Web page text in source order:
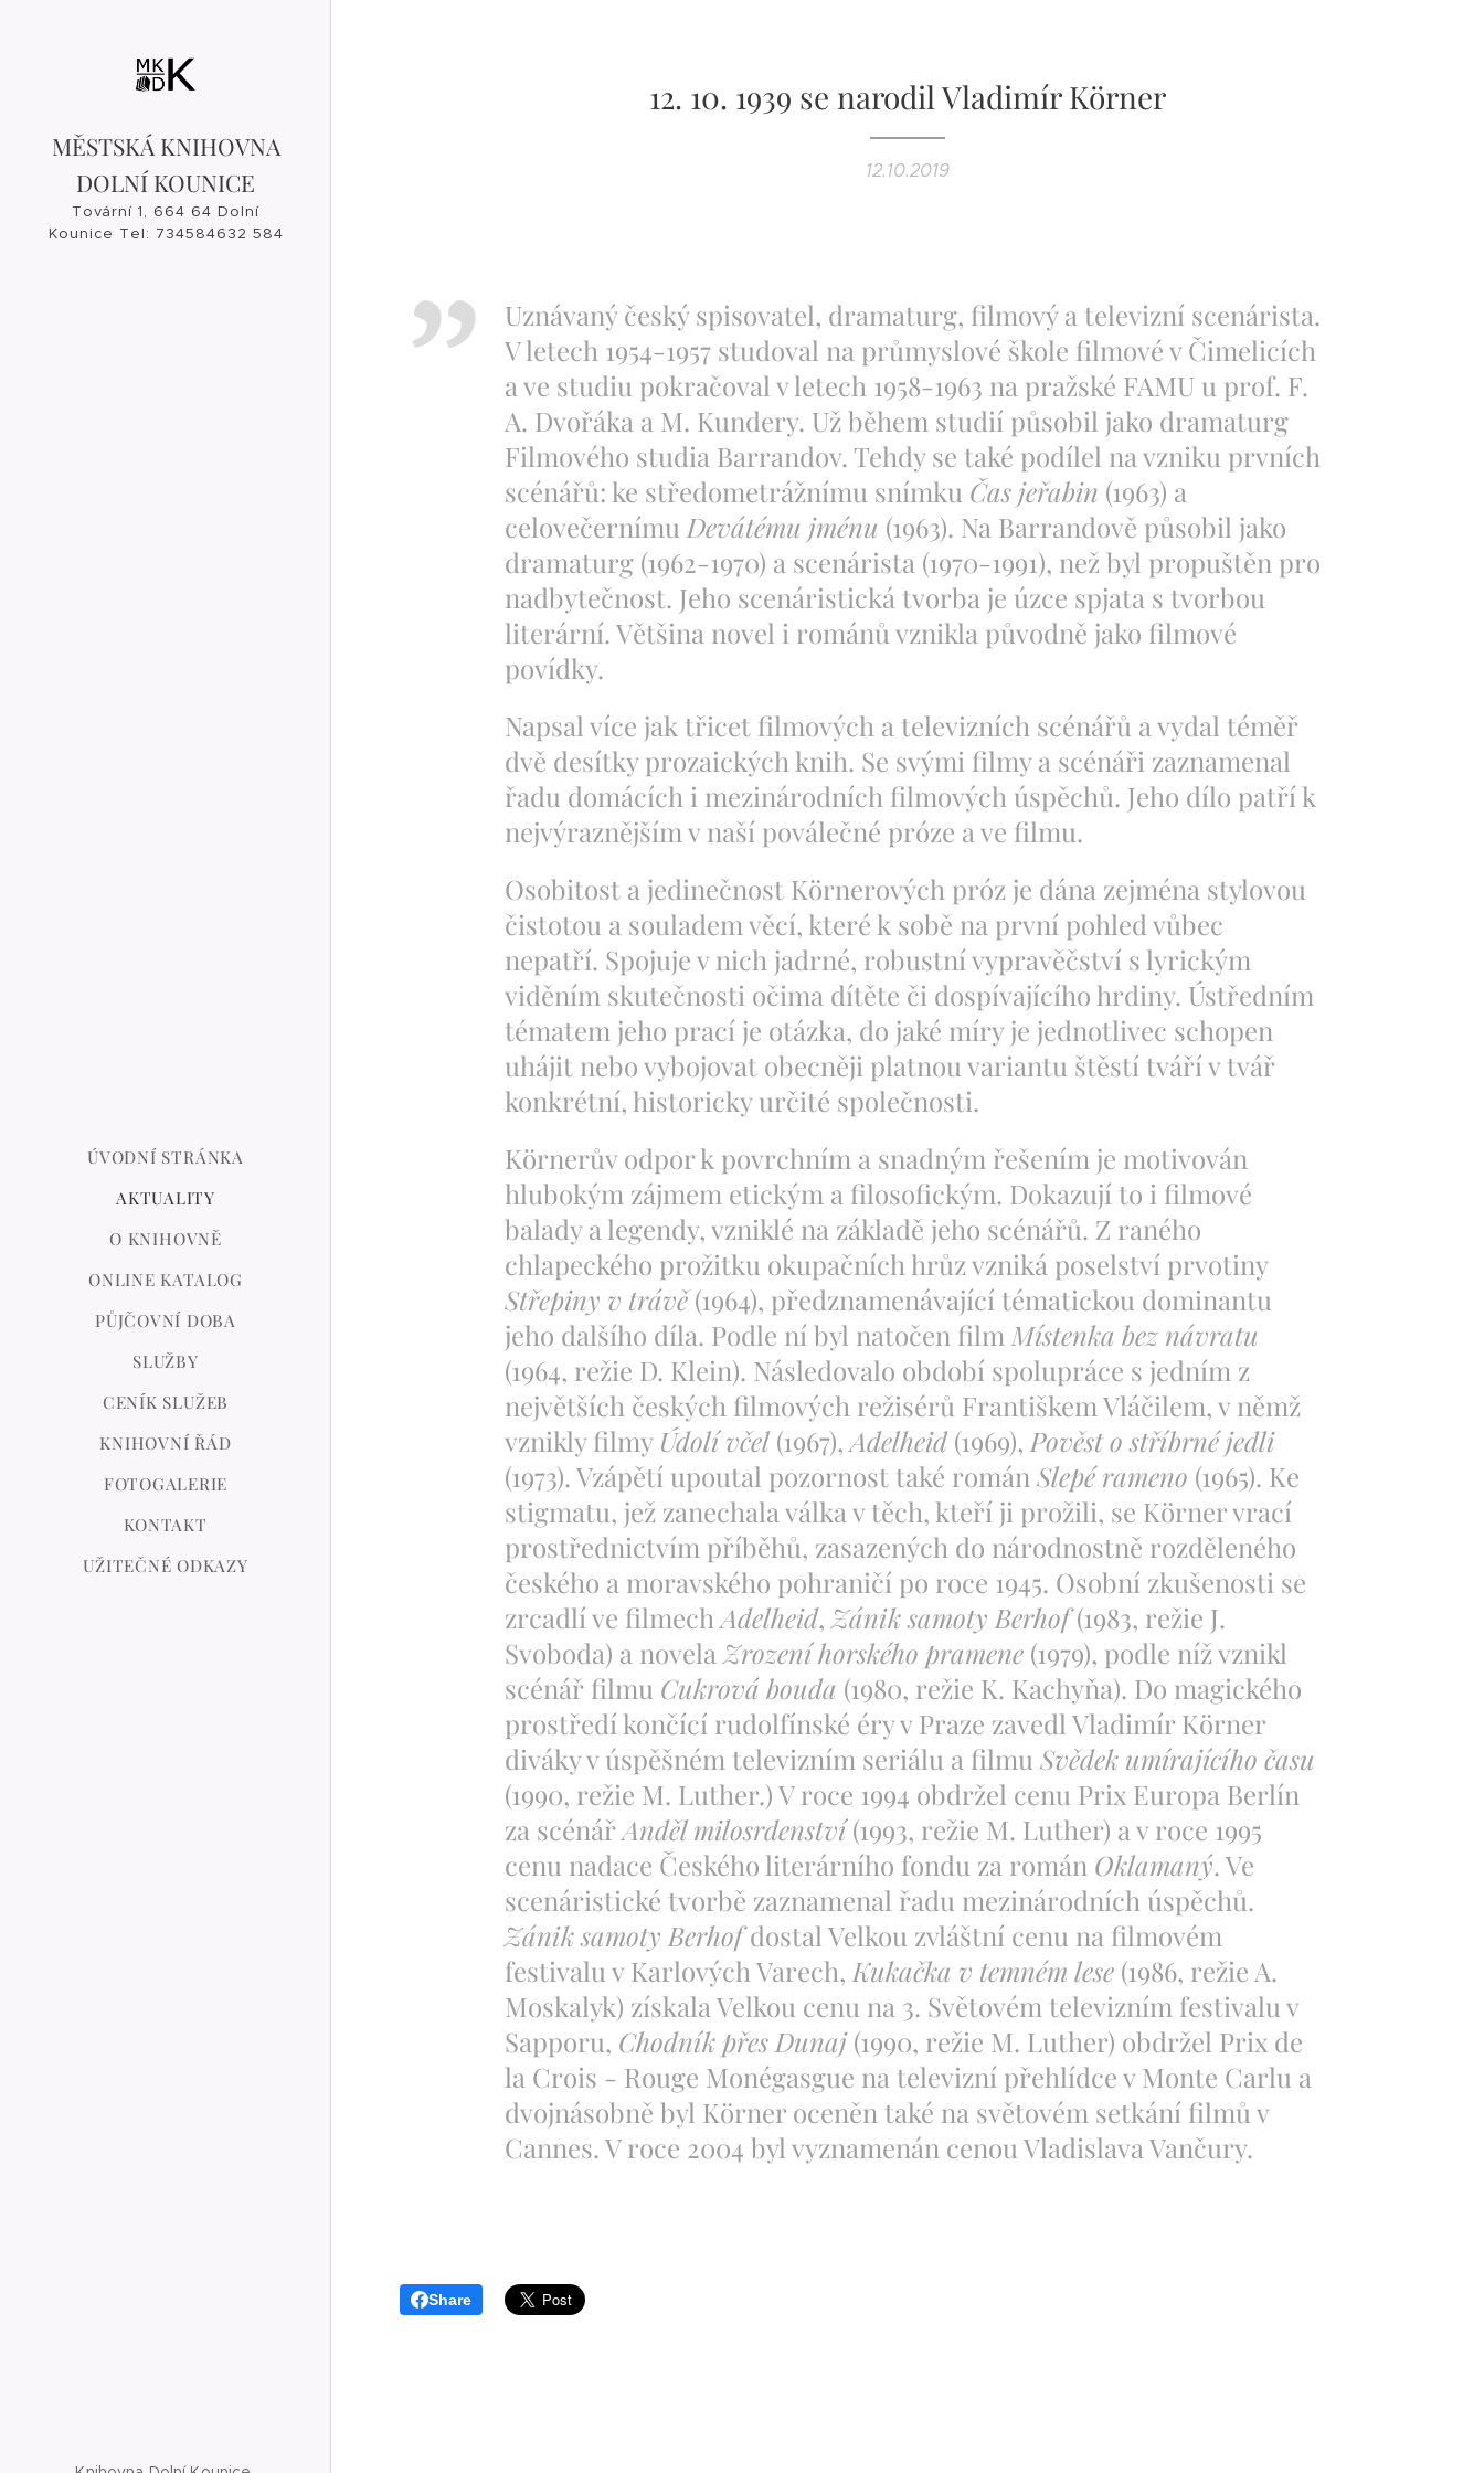
MĚSTSKÁ KNIHOVNA
DOLNÍ KOUNICE
Tovární 1, 664 64 Dolní
Kounice Tel: 734584632 584
ÚVODNÍ STRÁNKA
AKTUALITY
O KNIHOVNĚ
ONLINE KATALOG
PŮJČOVNÍ DOBA
SLUŽBY
CENÍK SLUŽEB
KNIHOVNÍ ŘÁD
FOTOGALERIE
KONTAKT
UŽITEČNÉ ODKAZY
12. 10. 1939 se narodil Vladimír Körner
12.10.2019
Uznávaný český spisovatel, dramaturg, filmový a televizní scenárista.
V letech 1954-1957 studoval na průmyslové škole filmové v Čimelicích
a ve studiu pokračoval v letech 1958-1963 na pražské FAMU u prof. F.
A. Dvořáka a M. Kundery. Už během studií působil jako dramaturg
Filmového studia Barrandov. Tehdy se také podílel na vzniku prvních
scénářů: ke středometrážnímu snímku Čas jeřabin (1963) a
celovečernímu Devátému jménu (1963). Na Barrandově působil jako
dramaturg (1962-1970) a scenárista (1970-1991), než byl propuštěn pro
nadbytečnost. Jeho scenáristická tvorba je úzce spjata s tvorbou
literární. Většina novel i románů vznikla původně jako filmové
povídky.
Napsal více jak třicet filmových a televizních scénářů a vydal téměř
dvě desítky prozaických knih. Se svými filmy a scénáři zaznamenal
řadu domácích i mezinárodních filmových úspěchů. Jeho dílo patří k
nejvýraznějším v naší poválečné próze a ve filmu.
Osobitost a jedinečnost Körnerových próz je dána zejména stylovou
čistotou a souladem věcí, které k sobě na první pohled vůbec
nepatří. Spojuje v nich jadrné, robustní vypravěčství s lyrickým
viděním skutečnosti očima dítěte či dospívajícího hrdiny. Ústředním
tématem jeho prací je otázka, do jaké míry je jednotlivec schopen
uhájit nebo vybojovat obecněji platnou variantu štěstí tváří v tvář
konkrétní, historicky určité společnosti.
Körnerův odpor k povrchním a snadným řešením je motivován
hlubokým zájmem etickým a filosofickým. Dokazují to i filmové
balady a legendy, vzniklé na základě jeho scénářů. Z raného
chlapeckého prožitku okupačních hrůz vzniká poselství prvotiny
Střepiny v trávě(1964), předznamenávající tématickou dominantu
jeho dalšího díla. Podle ní byl natočen film Místenka bez návratu
(1964, režie D. Klein). Následovalo období spolupráce s jedním z
největších českých filmových režisérů Františkem Vláčilem, v němž
vznikly filmy Údolí včel(1967),Adelheid(1969), Pověst o stříbrné jedli
(1973). Vzápětí upoutal pozornost také román Slepé rameno (1965). Ke
stigmatu, jež zanechala válka v těch, kteří ji prožili, se Körner vrací
prostřednictvím příběhů, zasazených do národnostně rozděleného
českého a moravského pohraničí po roce 1945. Osobní zkušenosti se
zrcadlí ve filmechAdelheid, Zánik samoty Berhof(1983, režie J.
Svoboda) a novela Zrození horského pramene (1979), podle níž vznikl
scénář filmu Cukrová bouda (1980, režie K. Kachyňa). Do magického
prostředí končící rudolfínské éry v Praze zavedl Vladimír Körner
diváky v úspěšném televizním seriálu a filmu Svědek umírajícího času
(1990, režie M. Luther.) V roce 1994 obdržel cenu Prix Europa Berlín
za scénářAnděl milosrdenství(1993, režie M. Luther) a v roce 1995
cenu nadace Českého literárního fondu za román Oklamaný. Ve
scenáristické tvorbě zaznamenal řadu mezinárodních úspěchů.
Zánik samoty Berhofdostal Velkou zvláštní cenu na filmovém
festivalu v Karlových Varech, Kukačka v temném lese (1986, režie A.
Moskalyk) získala Velkou cenu na 3. Světovém televizním festivalu v
Sapporu, Chodník přes Dunaj(1990, režie M. Luther) obdržel Prix de
la Crois - Rouge Monégasgue na televizní přehlídce v Monte Carlu a
dvojnásobně byl Körner oceněn také na světovém setkání filmů v
Cannes. V roce 2004 byl vyznamenán cenou Vladislava Vančury.
Share